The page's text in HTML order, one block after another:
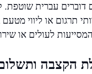
דוברים עברית שוטפת.
תרגום או ליווי מטעם
לעולים או
הקצבה